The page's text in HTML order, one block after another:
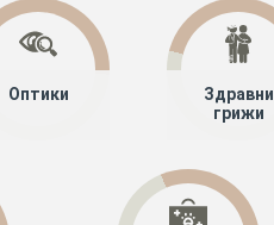
Оптики
Здравни
грижи